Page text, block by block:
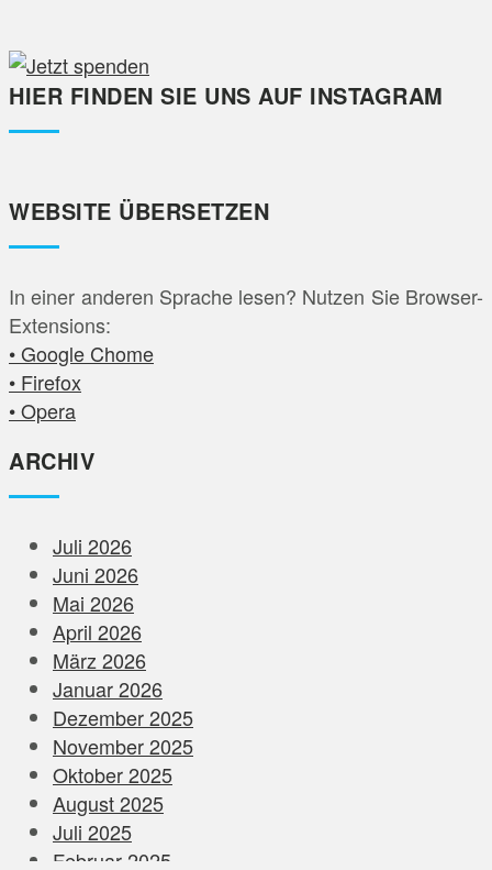
HIER FINDEN SIE UNS AUF INSTAGRAM
WEBSITE ÜBERSETZEN
In einer anderen Sprache lesen? Nutzen Sie Browser-
Extensions:
• Google Chome
• Firefox
• Opera
ARCHIV
Juli 2026
Juni 2026
Mai 2026
April 2026
März 2026
Januar 2026
Dezember 2025
November 2025
Oktober 2025
August 2025
Juli 2025
Februar 2025